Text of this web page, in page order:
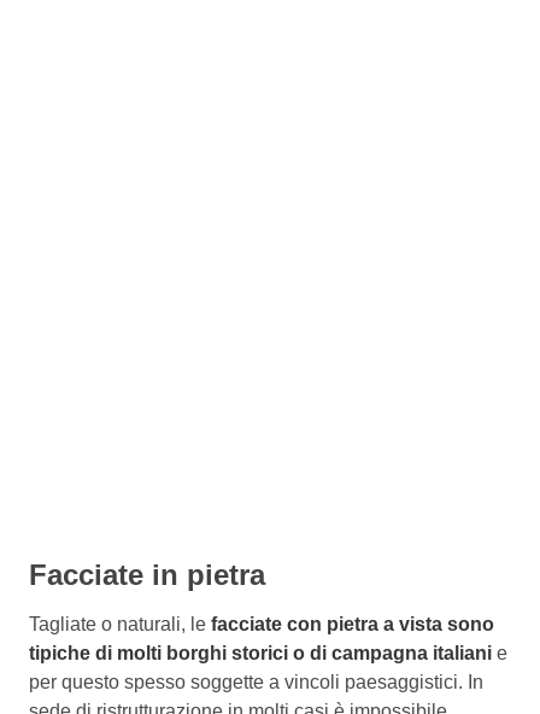
Facciate in pietra
Tagliate o naturali, le facciate con pietra a vista sono
tipiche di molti borghi storici o di campagna italiani e
per questo spesso soggette a vincoli paesaggistici. In